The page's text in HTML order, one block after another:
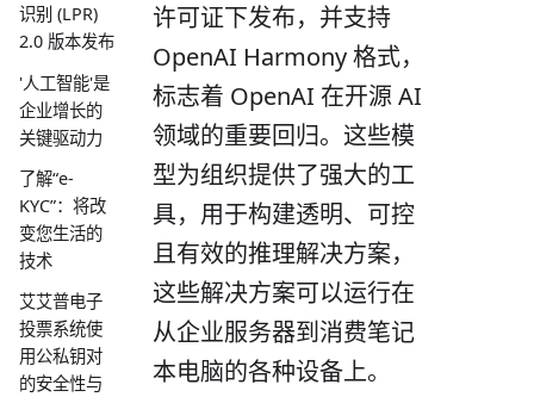
识别 (LPR)
2.0 版本发布
'人工智能'是
企业增长的
关键驱动力
了解“e-
KYC”：将改
变您生活的
技术
艾艾普电子
投票系统使
用公私钥对
的安全性与
许可证下发布，并支持
OpenAI Harmony 格式，
标志着 OpenAI 在开源 AI
领域的重要回归。这些模
型为组织提供了强大的工
具，用于构建透明、可控
且有效的推理解决方案，
这些解决方案可以运行在
从企业服务器到消费笔记
本电脑的各种设备上。